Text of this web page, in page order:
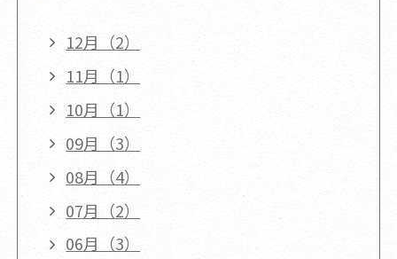
12月（2）
11月（1）
10月（1）
09月（3）
08月（4）
07月（2）
06月（3）